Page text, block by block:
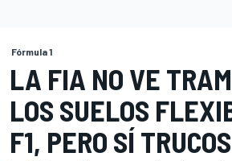
Fórmula 1
LA FIA NO VE
LOS SUELOS
F1, PERO SÍ TRUCOS